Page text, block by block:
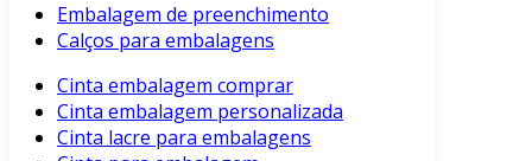
Embalagem de preenchimento
Calços para embalagens
Cinta embalagem comprar
Cinta embalagem personalizada
Cinta lacre para embalagens